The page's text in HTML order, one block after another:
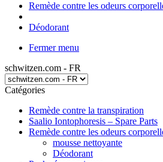
Remède contre les odeurs
Déodorant
Fermer menu
schwitzen.com - FR
Catégories
Remède contre la transpiration
Saalio Iontophoresis – Spare Parts
Remède contre les odeurs
mousse nettoyante
Déodorant